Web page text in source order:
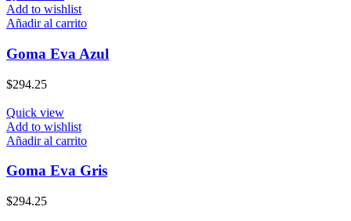
Add to wishlist
Añadir al carrito
Goma Eva Azul
$294.25
Quick view
Add to wishlist
Añadir al carrito
Goma Eva Gris
$294.25